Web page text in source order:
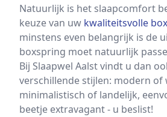
Natuurlijk is het slaapcomfort
keuze van uw kwaliteitsvolle
minstens even belangrijk is de
boxspring moet natuurlijk
Bij Slaapwel Aalst vindt u dan
verschillende stijlen: modern of
minimalistisch of landelijk,
beetje extravagant - u beslist!